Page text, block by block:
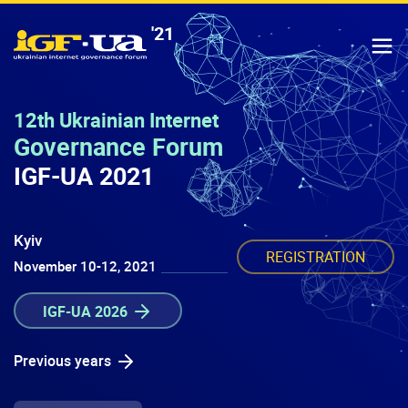
'21IGF-UA
12th Ukrainian Internet
Governance Forum
IGF-UA 2021
Kyiv
November 10-12, 2021 REGISTRATION
IGF-UA 2026
Previous years